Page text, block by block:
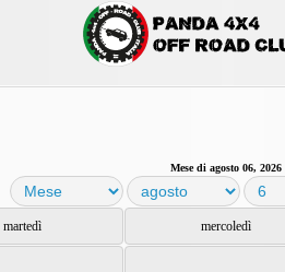
Mese di agosto 06, 2026
martedì mercoledì